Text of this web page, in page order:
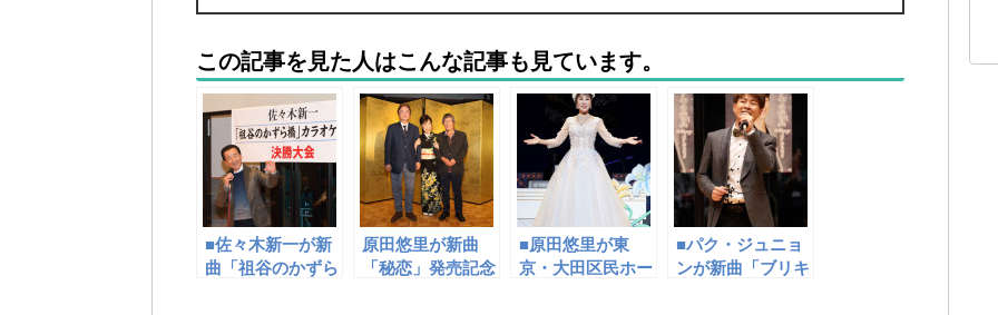
この記事を見た人はこんな記事も見ています。
■佐々木新一が新
曲「祖谷のかずら
原田悠里が新曲
「秘恋」発売記念
■原田悠里が東
京・大田区民ホー
■パク・ジュニョ
ンが新曲「ブリキ